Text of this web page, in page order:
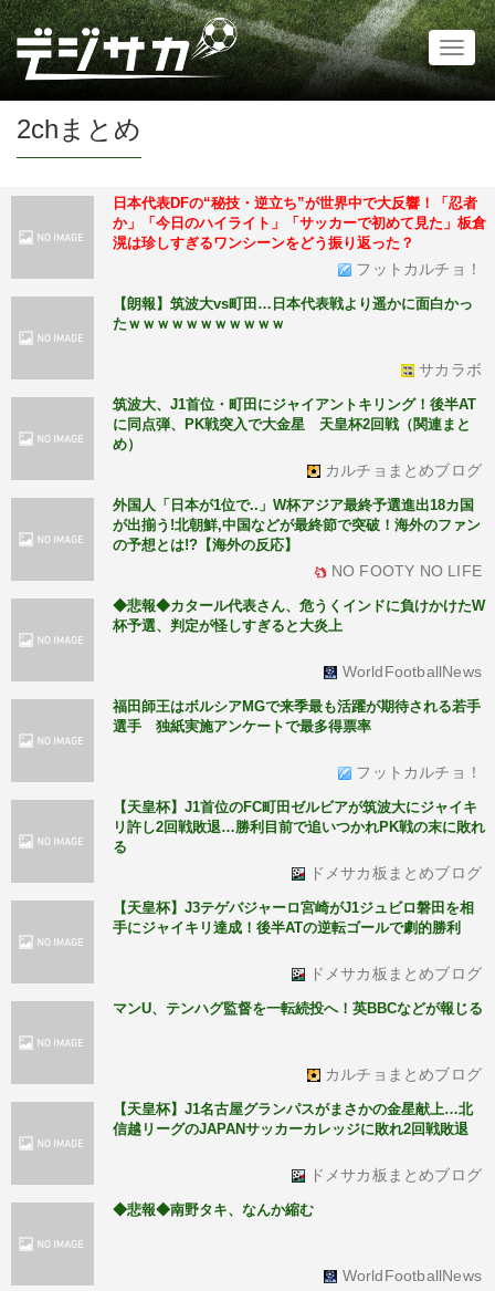
2chまとめ
日本代表DFの“秘技・逆立ち”が世界中で大反響！「忍者
か」「今日のハイライト」「サッカーで初めて見た」板倉
滉は珍しすぎるワンシーンをどう振り返った？
フットカルチョ！
【朗報】筑波大vs町田…日本代表戦より遥かに面白かっ
たｗｗｗｗｗｗｗｗｗｗｗ
サカラボ
筑波大、J1首位・町田にジャイアントキリング！後半AT
に同点弾、PK戦突入で大金星 天皇杯2回戦（関連まと
め）
カルチョまとめブログ
外国人「日本が1位で..」W杯アジア最終予選進出18カ国
が出揃う!北朝鮮,中国などが最終節で突破！海外のファン
の予想とは!?【海外の反応】
NO FOOTY NO LIFE
◆悲報◆カタール代表さん、危うくインドに負けかけたW
杯予選、判定が怪しすぎると大炎上
WorldFootballNews
福田師王はボルシアMGで来季最も活躍が期待される若手
選手 独紙実施アンケートで最多得票率
フットカルチョ！
【天皇杯】J1首位のFC町田ゼルビアが筑波大にジャイキ
リ許し2回戦敗退…勝利目前で追いつかれPK戦の末に敗れ
る
ドメサカ板まとめブログ
【天皇杯】J3テゲバジャーロ宮崎がJ1ジュビロ磐田を相
手にジャイキリ達成！後半ATの逆転ゴールで劇的勝利
ドメサカ板まとめブログ
マンU、テンハグ監督を一転続投へ！英BBCなどが報じる
カルチョまとめブログ
【天皇杯】J1名古屋グランパスがまさかの金星献上…北
信越リーグのJAPANサッカーカレッジに敗れ2回戦敗退
ドメサカ板まとめブログ
◆悲報◆南野タキ、なんか縮む
WorldFootballNews